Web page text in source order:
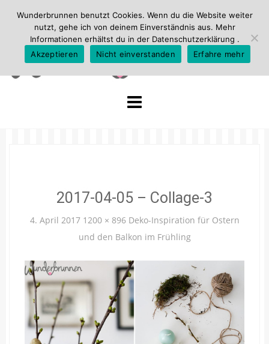
2017-04-05 – Collage-3
4. April 2017 1200 × 896 Deko-Inspiration für Ostern
und den Balkon im Frühling
Wunderbrunnen benutzt Cookies. Wenn du die Website weiter
nutzt, gehe ich von deinem Einverständnis aus. Mehr
Informationen erhältst du in der Datenschutzerklärung .
Akzeptieren
Nicht einverstanden Erfahre mehr